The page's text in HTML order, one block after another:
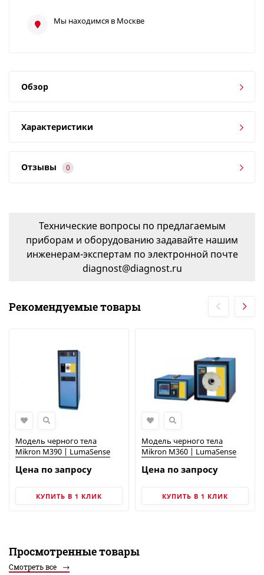
Мы находимся в Москве
Обзор
Характеристики
Отзывы 0
Технические вопросы по предлагаемым
приборам и оборудованию задавайте нашим
инженерам-экспертам по электронной почте
diagnost@diagnost.ru
Рекомендуемые товары
Модель черного тела
Mikron M390 | LumaSense
Цена по запросу
КУПИТЬ В 1 КЛИК
Модель черного тела
Mikron M360 | LumaSense
Цена по запросу
КУПИТЬ В 1 КЛИК
Просмотренные товары
Смотреть все